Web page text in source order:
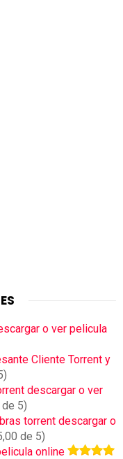
o ver pelicula
Cliente Torrent y
descargar o ver
5)
torrent descargar o
de 5)
online